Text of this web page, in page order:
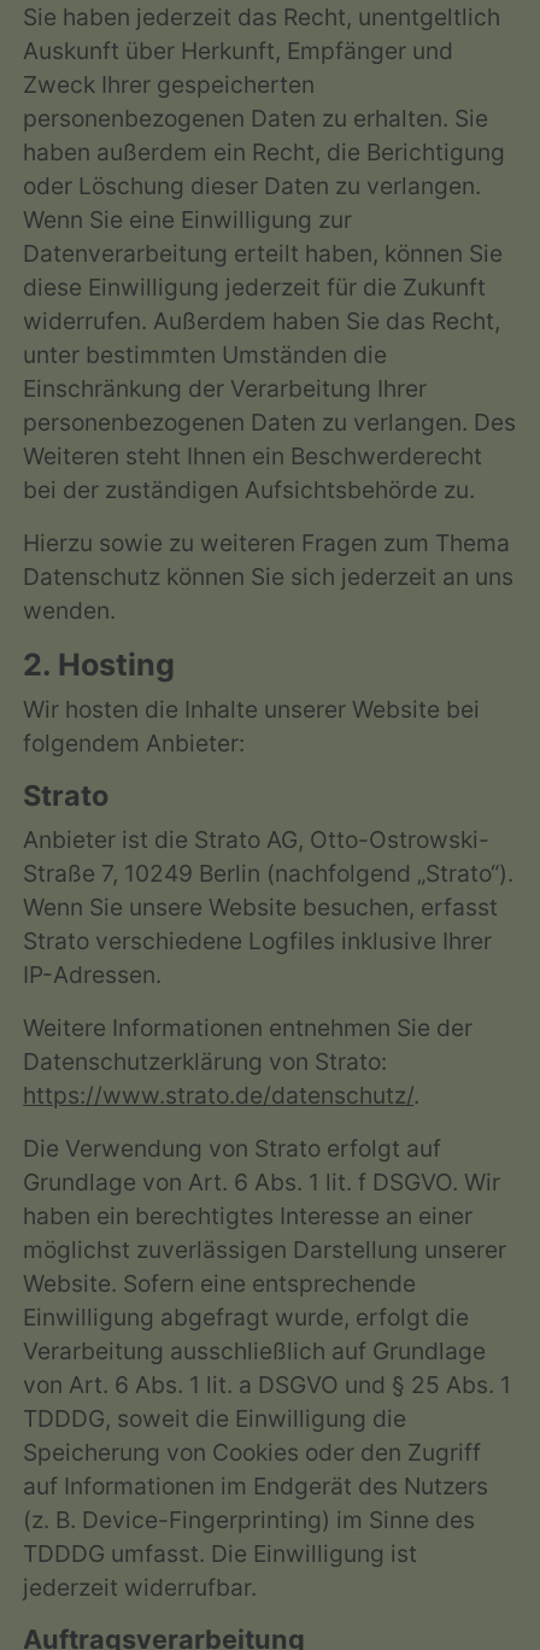
Sie haben jederzeit das Recht, unentgeltlich
Auskunft über Herkunft, Empfänger und
Zweck Ihrer gespeicherten
personenbezogenen Daten zu erhalten. Sie
haben außerdem ein Recht, die Berichtigung
oder Löschung dieser Daten zu verlangen.
Wenn Sie eine Einwilligung zur
Datenverarbeitung erteilt haben, können Sie
diese Einwilligung jederzeit für die Zukunft
widerrufen. Außerdem haben Sie das Recht,
unter bestimmten Umständen die
Einschränkung der Verarbeitung Ihrer
personenbezogenen Daten zu verlangen. Des
Weiteren steht Ihnen ein Beschwerderecht
bei der zuständigen Aufsichtsbehörde zu.
Hierzu sowie zu weiteren Fragen zum Thema
Datenschutz können Sie sich jederzeit an uns
wenden.
2. Hosting
Wir hosten die Inhalte unserer Website bei
folgendem Anbieter:
Strato
Anbieter ist die Strato AG, Otto-Ostrowski-
Straße 7, 10249 Berlin (nachfolgend „Strato“).
Wenn Sie unsere Website besuchen, erfasst
Strato verschiedene Logfiles inklusive Ihrer
IP-Adressen.
Weitere Informationen entnehmen Sie der
Datenschutzerklärung von Strato:
https://www.strato.de/datenschutz/.
Die Verwendung von Strato erfolgt auf
Grundlage von Art. 6 Abs. 1 lit. f DSGVO. Wir
haben ein berechtigtes Interesse an einer
möglichst zuverlässigen Darstellung unserer
Website. Sofern eine entsprechende
Einwilligung abgefragt wurde, erfolgt die
Verarbeitung ausschließlich auf Grundlage
von Art. 6 Abs. 1 lit. a DSGVO und § 25 Abs. 1
TDDDG, soweit die Einwilligung die
Speicherung von Cookies oder den Zugriff
auf Informationen im Endgerät des Nutzers
(z. B. Device-Fingerprinting) im Sinne des
TDDDG umfasst. Die Einwilligung ist
jederzeit widerrufbar.
Auftragsverarbeitung